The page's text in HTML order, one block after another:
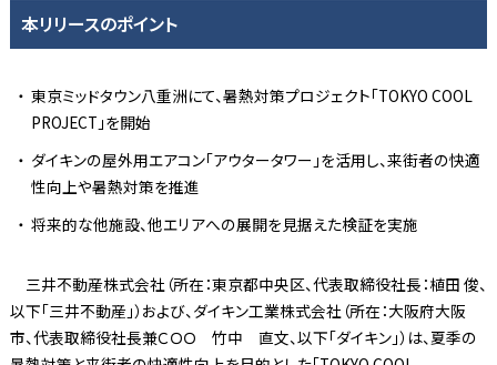
本リリースのポイント
東京ミッドタウン八重洲にて、暑熱対策プロジェクト「TOKYO COOL
PROJECT」を開始
ダイキンの屋外用エアコン「アウタータワー」を活用し、来街者の快適
性向上や暑熱対策を推進
将来的な他施設、他エリアへの展開を見据えた検証を実施
三井不動産株式会社（所在：東京都中央区、代表取締役社長：植田 俊、
以下「三井不動産」）および、ダイキン工業株式会社（所在：大阪府大阪
市、代表取締役社長兼ＣＯＯ 竹中 直文、以下「ダイキン」）は、夏季の